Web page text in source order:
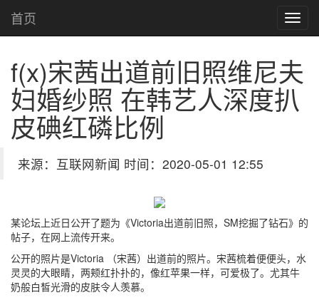
首页
f(x)宋茜出道前旧照维尼夫
妇婚纱照 在韩艺人深度扒
皮碘红磷比例
来源：互联网新闻 时间：2020-05-01 12:55
某论坛上近日公开了题为《Victoria出道前旧照，SM挖掘了钻石》的
帖子，在网上流传开来。
公开的照片是Victoria （宋茜）出道前的照片。宋茜梳着便便头，水
灵灵的大眼睛，两颊红扑扑的，像红苹果一样，可爱极了。尤其牛
奶般白皙光滑的皮肤令人羡慕。